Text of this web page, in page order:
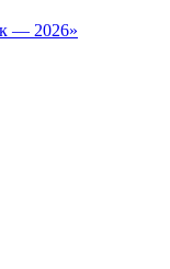
— 2026»